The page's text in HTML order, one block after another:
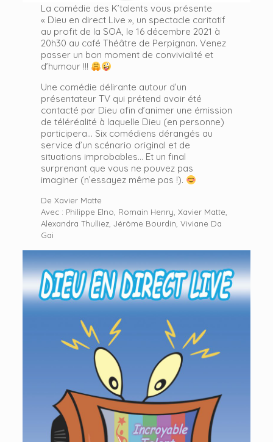
La comédie des K’talents vous présente
« Dieu en direct Live », un spectacle caritatif
au profit de la SOA, le 16 décembre 2021 à
20h30 au café Théâtre de Perpignan. Venez
passer un bon moment de convivialité et
d’humour !!!
Une comédie délirante autour d’un
présentateur TV qui prétend avoir été
contacté par Dieu afin d’animer une émission
de téléréalité à laquelle Dieu (en personne)
participera… Six comédiens dérangés au
service d’un scénario original et de
situations improbables… Et un final
surprenant que vous ne pouvez pas
imaginer (n’essayez même pas !).
De Xavier Matte
Avec : Philippe Elno, Romain Henry, Xavier Matte,
Alexandra Thulliez, Jérôme Bourdin, Viviane Da
Gai